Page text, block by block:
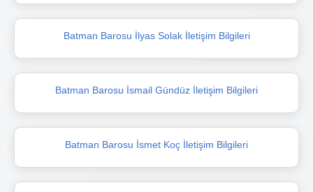
Batman Barosu İlyas Solak İletişim Bilgileri
Batman Barosu İsmail Gündüz İletişim Bilgileri
Batman Barosu İsmet Koç İletişim Bilgileri